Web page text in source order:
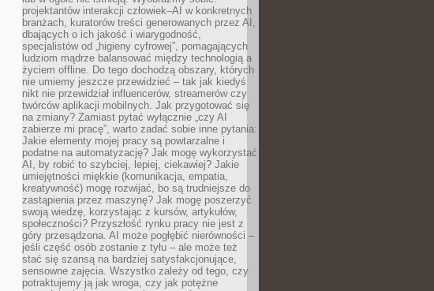
projektantów interakcji człowiek–AI w konkretnych
branżach, kuratorów treści generowanych przez AI,
dbających o ich jakość i wiarygodność,
specjalistów od „higieny cyfrowej”, pomagających
ludziom mądrze balansować między technologią a
życiem offline. Do tego dochodzą obszary, których
nie umiemy jeszcze przewidzieć – tak jak kiedyś
nikt nie przewidział influencerów, streamerów czy
twórców aplikacji mobilnych. Jak przygotować się
na zmiany? Zamiast pytać wyłącznie „czy AI
zabierze mi pracę”, warto zadać sobie inne pytania:
Jakie elementy mojej pracy są powtarzalne i
podatne na automatyzację? Jak mogę wykorzystać
AI, by robić to szybciej, lepiej, ciekawiej? Jakie
umiejętności miękkie (komunikacja, empatia,
kreatywność) mogę rozwijać, bo są trudniejsze do
zastąpienia przez maszynę? Jak mogę poszerzyć
swoją wiedzę, korzystając z kursów, artykułów,
społeczności? Przyszłość rynku pracy nie jest z
góry przesądzona. AI może pogłębić nierówności –
jeśli część osób zostanie z tyłu – ale może też
stać się szansą na bardziej satysfakcjonujące,
sensowne zajęcia. Wszystko zależy od tego, czy
potraktujemy ją jak wroga, czy jak potężne